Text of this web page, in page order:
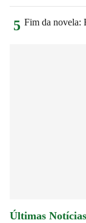
5 Fim da novela:
Últimas Notícias